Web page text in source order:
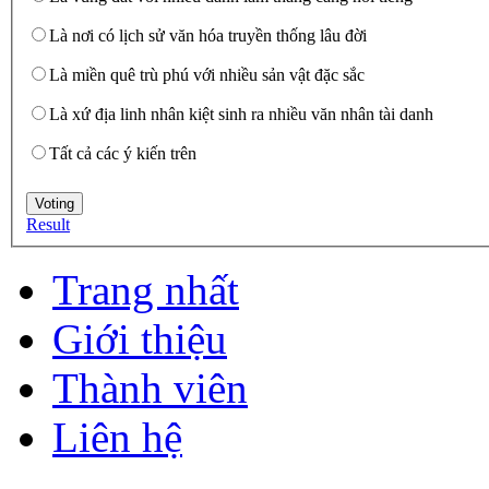
Là nơi có lịch sử văn hóa truyền thống lâu đời
Là miền quê trù phú với nhiều sản vật đặc sắc
Là xứ địa linh nhân kiệt sinh ra nhiều văn nhân tài danh
Tất cả các ý kiến trên
Result
Trang nhất
Giới thiệu
Thành viên
Liên hệ